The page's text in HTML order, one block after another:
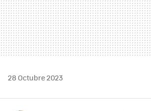
28 Octubre 2023